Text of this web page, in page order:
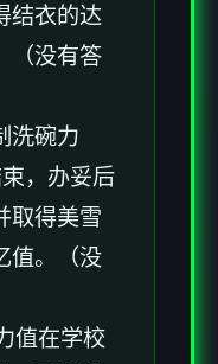
结衣的达
（没有答
洗碗力
，办妥后
取得美雪
值。（没
值在学校